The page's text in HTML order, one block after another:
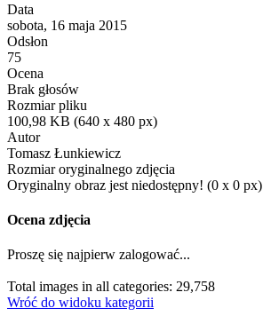
Data
sobota, 16 maja 2015
Odsłon
75
Ocena
Brak głosów
Rozmiar pliku
100,98 KB (640 x 480 px)
Autor
Tomasz Łunkiewicz
Rozmiar oryginalnego zdjęcia
Oryginalny obraz jest niedostępny! (0 x 0 px)
Ocena zdjęcia
Proszę się najpierw zalogować...
Total images in all categories: 29,758
Wróć do widoku kategorii